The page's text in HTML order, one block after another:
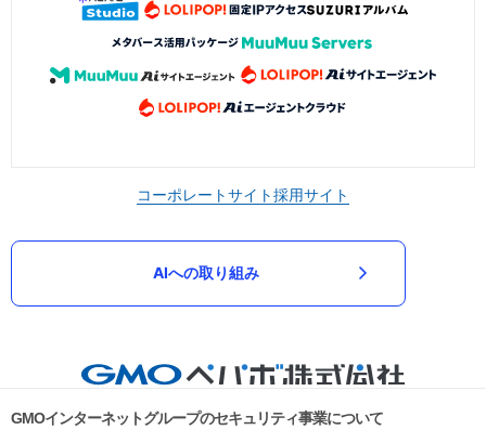
コーポレートサイト採用サイト
AIへの取り組み
GMOインターネットグループのセキュリティ事業について